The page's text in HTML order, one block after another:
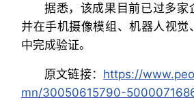
据悉，该成果目前已过多家
并在手机摄像模组、机器人视觉
中完成验证。
原文链接： https://
mn/30050615790-